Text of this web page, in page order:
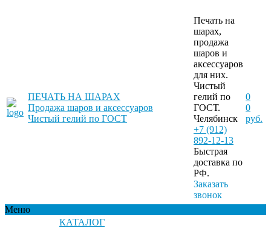
ПЕЧАТЬ НА ШАРАХ
Продажа шаров и аксессуаров
Чистый гелий по ГОСТ
Печать на
шарах,
продажа
шаров и
аксессуаров
для них.
Чистый
гелий по
ГОСТ.
Челябинск
+7 (912)
892-12-13
Быстрая
доставка по
РФ.
Заказать
звонок
0
0
руб.
Меню
КАТАЛОГ